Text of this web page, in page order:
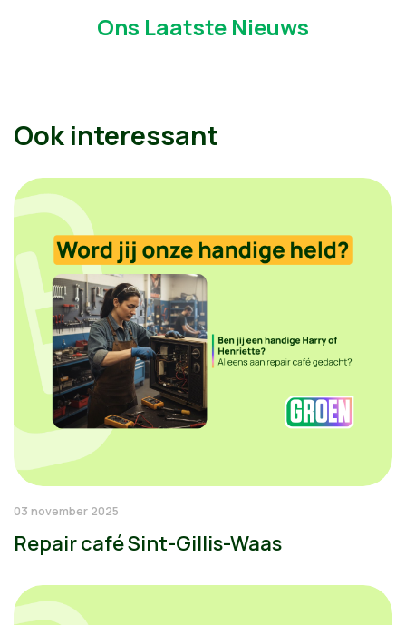
Ons Laatste Nieuws
Ook interessant
03 november 2025
Repair café Sint-Gillis-Waas